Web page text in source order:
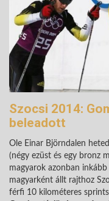
Szocsi 2014:
beleadott
Ole Einar Björndalen
(négy ezüst és egy bronz
magyarok azonban
magyarként állt rajthoz
férfi 10 kilométeres